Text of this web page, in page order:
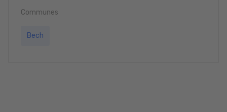
Communes
Bech